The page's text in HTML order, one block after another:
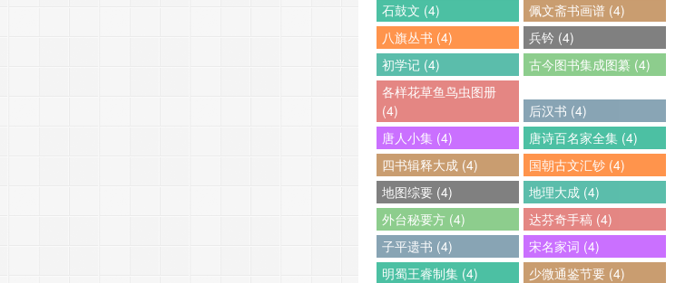
石鼓文 (4)
佩文斋书画谱 (4)
八旗丛书 (4)
兵钤 (4)
初学记 (4)
古今图书集成图纂 (4)
各样花草鱼鸟虫图册
(4)
后汉书 (4)
唐人小集 (4)
唐诗百名家全集 (4)
四书辑释大成 (4)
国朝古文汇钞 (4)
地图综要 (4)
地理大成 (4)
外台秘要方 (4)
达芬奇手稿 (4)
子平遗书 (4)
宋名家词 (4)
明蜀王睿制集 (4)
少微通鉴节要 (4)